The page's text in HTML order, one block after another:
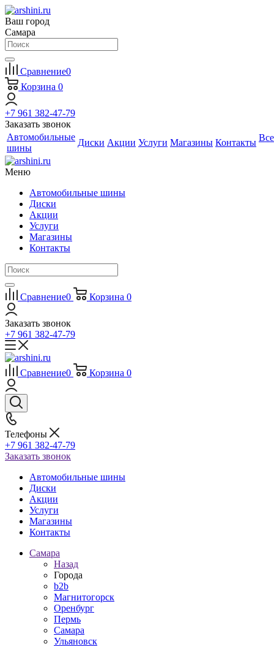
Ваш город
Самара
Сравнение0
Корзина 0
+7 961 382-47-79
Заказать звонок
Автомобильные
шины
Диски Акции Услуги Магазины Контакты Все
Меню
Автомобильные шины
Диски
Акции
Услуги
Магазины
Контакты
Сравнение0 Корзина 0
Заказать звонок
+7 961 382-47-79
Сравнение0 Корзина 0
Телефоны
+7 961 382-47-79
Заказать звонок
Автомобильные шины
Диски
Акции
Услуги
Магазины
Контакты
Самара
Назад
Города
b2b
Магнитогорск
Оренбург
Пермь
Самара
Ульяновск